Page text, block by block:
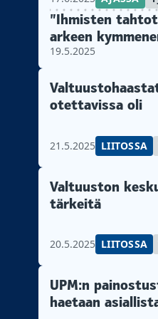
”Ihmisten
arkeen
19.5.2025
otettavissa oli
21.5.2025 LIITOSSA
Valtuuston
tärkeitä
20.5.2025 LIITOSSA
UPM:n
haetaan